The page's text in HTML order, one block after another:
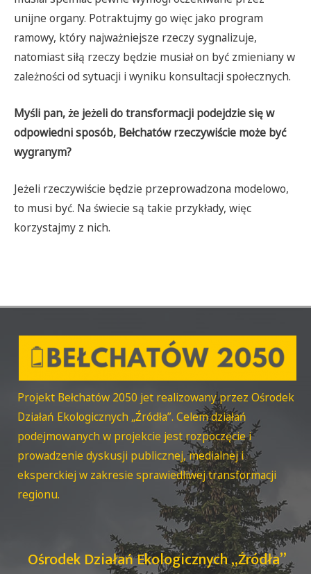
unijne organy. Potraktujmy go więc jako program
ramowy, który najważniejsze rzeczy sygnalizuje,
natomiast siłą rzeczy będzie musiał on być zmieniany w
zależności od sytuacji i wyniku konsultacji społecznych.
Myśli pan, że jeżeli do transformacji podejdzie się w
odpowiedni sposób, Bełchatów rzeczywiście może być
wygranym?
Jeżeli rzeczywiście będzie przeprowadzona modelowo,
to musi być. Na świecie są takie przykłady, więc
korzystajmy z nich.
Projekt Bełchatów 2050 jet realizowany przez Ośrodek
Działań Ekologicznych „Źródła”. Celem działań
podejmowanych w projekcie jest rozpoczęcie i
prowadzenie dyskusji publicznej, medialnej i
eksperckiej w zakresie sprawiedliwej transformacji
regionu.
Ośrodek Działań Ekologicznych „Źródła”